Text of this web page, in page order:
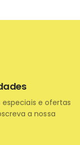
e ofertas
a nossa